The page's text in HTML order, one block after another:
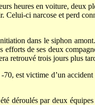
heures en voiture, deux
ci narcose et perd
dans le siphon
de ses deux
retrouvé trois jours plus
est victime d’un
déroulés par deux